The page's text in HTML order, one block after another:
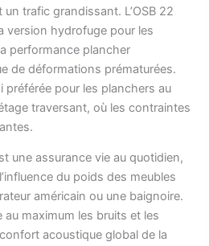
trafic grandissant. L’OSB 22
version hydrofuge pour les
performance plancher
de déformations prématurées.
préférée pour les planchers au
traversant, où les contraintes
une assurance vie au quotidien,
du poids des meubles
américain ou une baignoire.
au maximum les bruits et les
acoustique global de la